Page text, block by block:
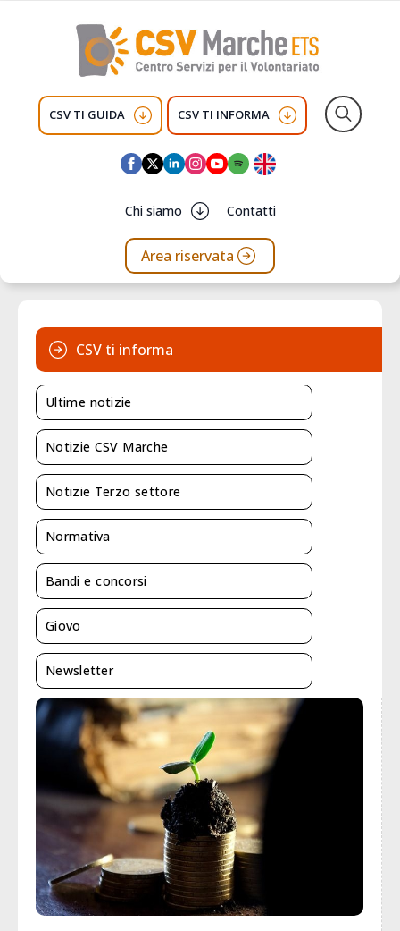
CSV TI GUIDA CSV TI INFORMA
Chi siamo Contatti
Area riservata
CSV ti informa
Ultime notizie
Notizie CSV Marche
Notizie Terzo settore
Normativa
Bandi e concorsi
Giovo
Newsletter